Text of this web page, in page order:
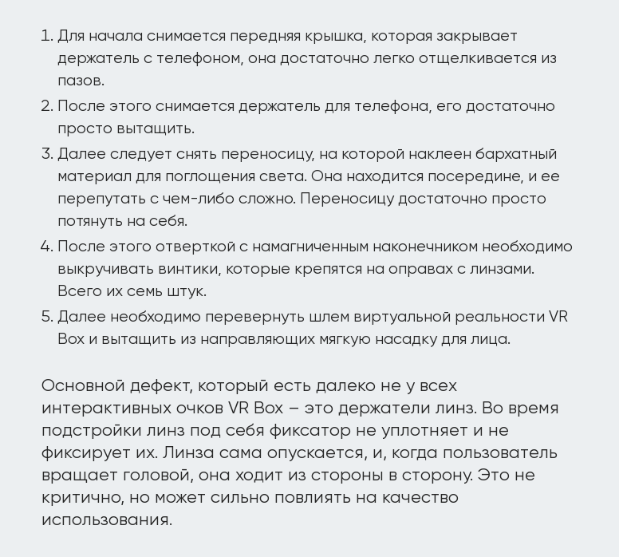
Для начала снимается передняя крышка, которая закрывает
держатель с телефоном, она достаточно легко отщелкивается из
пазов.
После этого снимается держатель для телефона, его достаточно
просто вытащить.
Далее следует снять переносицу, на которой наклеен бархатный
материал для поглощения света. Она находится посередине, и ее
перепутать с чем-либо сложно. Переносицу достаточно просто
потянуть на себя.
После этого отверткой с намагниченным наконечником необходимо
выкручивать винтики, которые крепятся на оправах с линзами.
Всего их семь штук.
Далее необходимо перевернуть шлем виртуальной реальности VR
Box и вытащить из направляющих мягкую насадку для лица.
Основной дефект, который есть далеко не у всех
интерактивных очков VR Box – это держатели линз. Во время
подстройки линз под себя фиксатор не уплотняет и не
фиксирует их. Линза сама опускается, и, когда пользователь
вращает головой, она ходит из стороны в сторону. Это не
критично, но может сильно повлиять на качество
использования.